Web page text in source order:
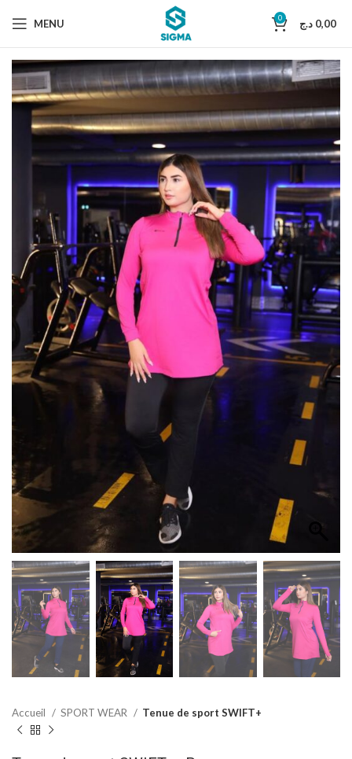
MENU 0 0,00 د.ج
Accueil SPORT WEAR Tenue de sport SWIFT+